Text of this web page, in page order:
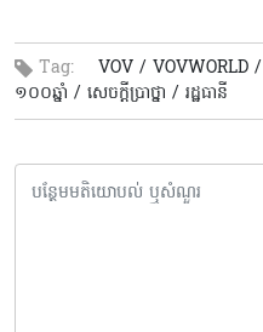
Tag: VOV / VOVWORLD /
១០០​ឆ្នាំ / សេចក្តីប្រាថ្នា / រដ្ឋធានី